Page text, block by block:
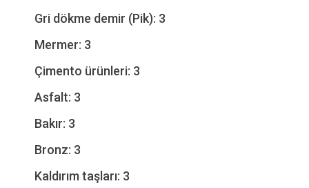
Gri dökme demir (Pik): 3
Mermer: 3
Çimento ürünleri: 3
Asfalt: 3
Bakır: 3
Bronz: 3
Kaldırım taşları: 3